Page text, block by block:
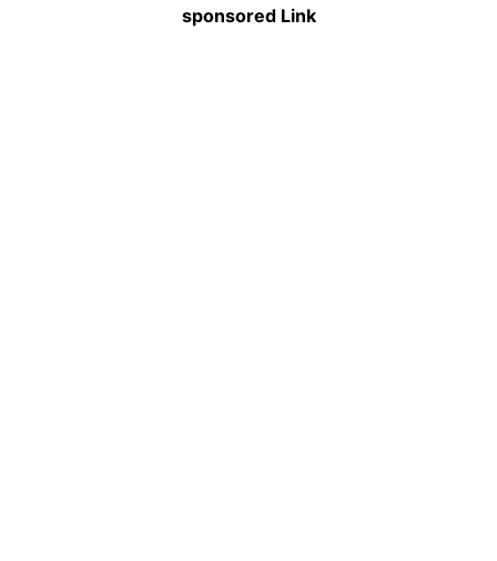
sponsored Link